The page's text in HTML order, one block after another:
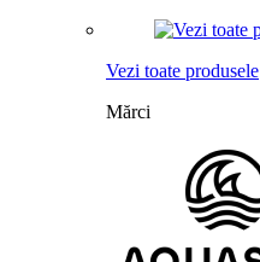
Vezi toate produsele
Mărci